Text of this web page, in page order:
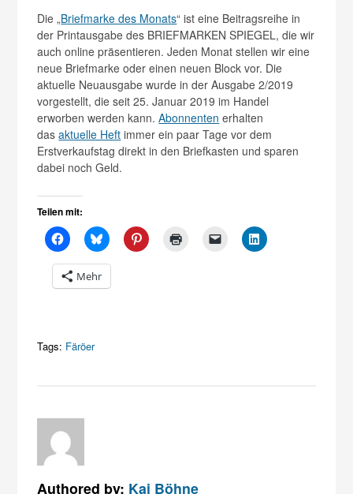
Die „Briefmarke des Monats“ ist eine Beitragsreihe in
der Printausgabe des BRIEFMARKEN SPIEGEL, die wir
auch online präsentieren. Jeden Monat stellen wir eine
neue Briefmarke oder einen neuen Block vor. Die
aktuelle Neuausgabe wurde in der Ausgabe 2/2019
vorgestellt, die seit 25. Januar 2019 im Handel
erworben werden kann.Abonnenten erhalten
dasaktuelle Heft immer ein paar Tage vor dem
Erstverkaufstag direkt in den Briefkasten und sparen
dabei noch Geld.
Teilen mit:
Mehr
Tags: Färöer
Authored by: Kai Böhne